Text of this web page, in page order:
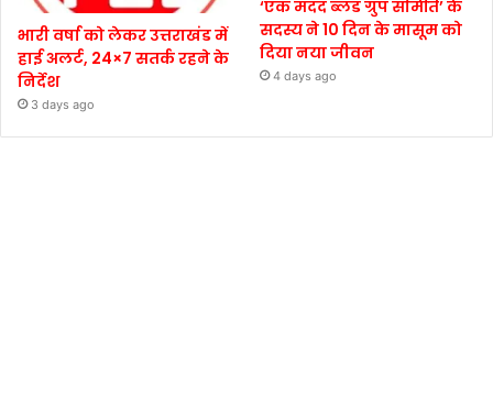
भारी वर्षा को लेकर उत्तराखंड में
हाई अलर्ट, 24×7 सतर्क रहने के
निर्देश
3 days ago
‘एक मदद ब्लड ग्रुप समिति’ के
सदस्य ने 10 दिन के मासूम को
दिया नया जीवन
4 days ago